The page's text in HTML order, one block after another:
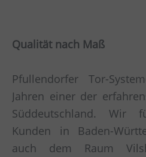
Qualität nach Maß
Pfullendorfer Tor-
Jahren einer der
Süddeutschland. Wir
Kunden in Baden-
auch dem Raum